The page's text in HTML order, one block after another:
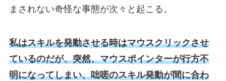
まされない奇怪な事態が次々と起こる。
私はスキルを発動させる時はマウスクリックさせ
ているのだが、突然、マウスポインターが行方不
明になってしまい、咄嗟のスキル発動が間に合わ